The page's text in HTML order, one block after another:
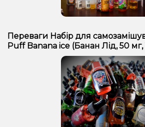
Переваги Набір для
Puff Banana ice (Банан Лід, 50 мг,